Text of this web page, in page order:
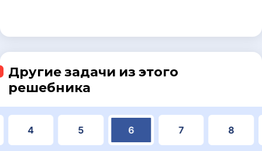
Другие задачи из этого
решебника
4 5 6 7 8